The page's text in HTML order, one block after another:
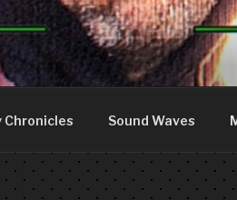
FREDDY
from Izola Slovenia. We are
Chronicles Sound Waves